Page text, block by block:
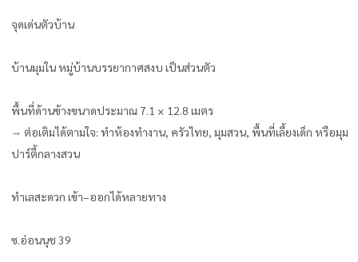
จุดเด่นตัวบ้าน
บ้านมุมใน หมู่บ้านบรรยากาศสงบ เป็นส่วนตัว
พื้นที่ด้านข้างขนาดประมาณ 7.1 × 12.8 เมตร
→ ต่อเติมได้ตามใจ: ทำห้องทำงาน, ครัวไทย, มุมสวน, พื้นที่เลี้ยงเด็ก หรือมุม
ปาร์ตี้กลางสวน
ทำเลสะดวก เข้า–ออกได้หลายทาง
ซ.อ่อนนุช 39